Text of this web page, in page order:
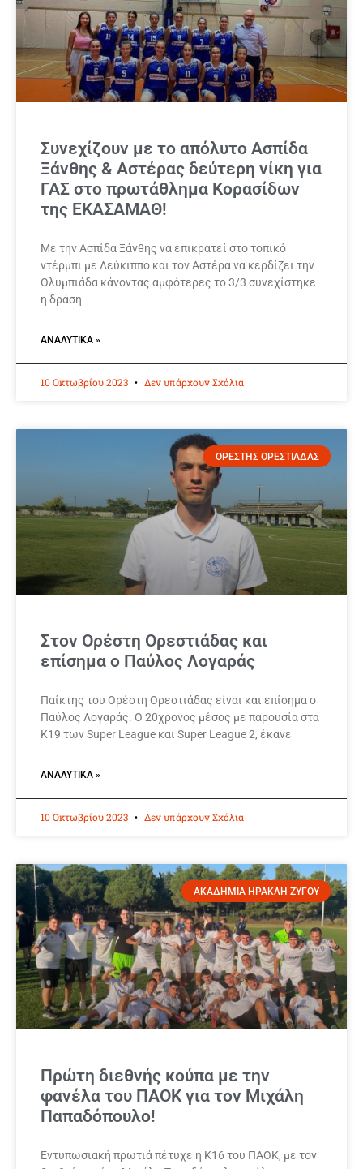
Συνεχίζουν με το απόλυτο Ασπίδα
Ξάνθης & Αστέρας δεύτερη νίκη για
ΓΑΣ στο πρωτάθλημα Κορασίδων
της ΕΚΑΣΑΜΑΘ!
Με την Ασπίδα Ξάνθης να επικρατεί στο τοπικό
ντέρμπι με Λεύκιππο και τον Αστέρα να κερδίζει την
Ολυμπιάδα κάνοντας αμφότερες το 3/3 συνεχίστηκε
η δράση
ΑΝΑΛΥΤΙΚΆ »
10 Οκτωβρίου 2023 Δεν υπάρχουν Σχόλια
ΟΡΕΣΤΗΣ ΟΡΕΣΤΙΑΔΑΣ
Στον Ορέστη Ορεστιάδας και
επίσημα ο Παύλος Λογαράς
Παίκτης του Ορέστη Ορεστιάδας είναι και επίσημα ο
Παύλος Λογαράς. Ο 20χρονος μέσος με παρουσία στα
Κ19 των Super League και Super League 2, έκανε
ΑΝΑΛΥΤΙΚΆ »
10 Οκτωβρίου 2023 Δεν υπάρχουν Σχόλια
ΑΚΑΔΗΜΙΑ ΗΡΑΚΛΗ ΖΥΓΟΥ
Πρώτη διεθνής κούπα με την
φανέλα του ΠΑΟΚ για τον Μιχάλη
Παπαδόπουλο!
Εντυπωσιακή πρωτιά πέτυχε η Κ16 του ΠΑΟΚ, με τον